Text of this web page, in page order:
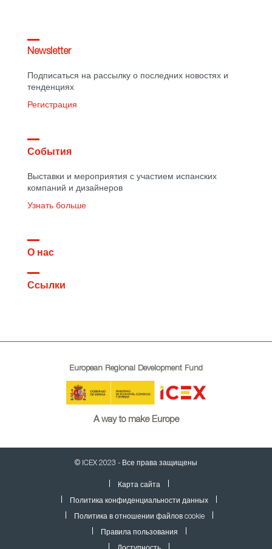
Newsletter
Подписаться на рассылку о последних новостях и
тенденциях
Регистрация
События
Выставки и мероприятия с участием испанских
компаний и дизайнеров
Узнать больше
О нас
Ссылки
European Regional Development Fund
A way to make Europe
© ICEX 2023 - Все права защищены
Карта сайта
Политика конфиденциальности данных
Политика в отношении файлов cookie
Правила пользования